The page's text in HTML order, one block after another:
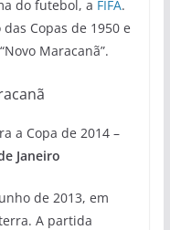
do futebol, a FIFA.
Copas de 1950 e
Maracanã”.
a Copa de 2014 –
Janeiro
de 2013, em
A partida